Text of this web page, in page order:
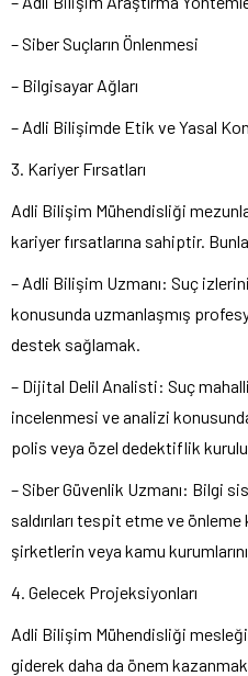
– Siber Suçların Önlenmesi
– Bilgisayar Ağları
– Adli Bilişimde Etik ve Yasal
3. Kariyer Fırsatları
Adli Bilişim Mühendisliği
kariyer fırsatlarına sahiptir.
– Adli Bilişim Uzmanı: Suç
konusunda uzmanlaşmış
destek sağlamak.
– Dijital Delil Analisti: Suç
incelenmesi ve analizi
polis veya özel dedektiflik
– Siber Güvenlik Uzmanı: Bilgi
saldırıları tespit etme ve
şirketlerin veya kamu
4. Gelecek Projeksiyonları
Adli Bilişim Mühendisliği
giderek daha da önem